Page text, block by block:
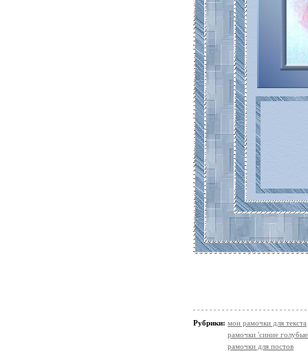
Рубрики: мои рамочки для текста
рамочки 'синие
рамочки для постов